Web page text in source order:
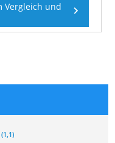
Vergleich und
(1,1)